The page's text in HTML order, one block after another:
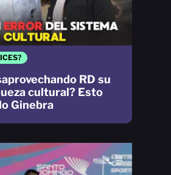
RD su
cultural? Esto
Ginebra